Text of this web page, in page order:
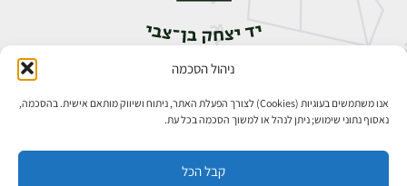
ניהול הסכמה
אנו משתמשים בעוגיות (Cookies) לצורך הפעלת האתר, ניתוח ושיווק מותאם אישית. בהסכמה,
נאסוף נתוני שימוש; ניתן לנהל או למשוך הסכמה בכל עת.
קבל הכל
אבן גבירול 14, רחביה, ירושלים